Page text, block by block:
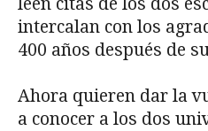
intercalan con los
400 años después de
Ahora quieren dar la
a conocer a los dos